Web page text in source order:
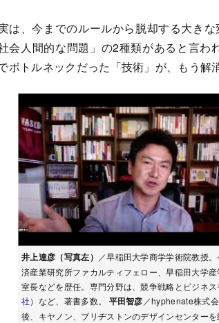
は、今までのルールから脱却する大きな
社会人間的な問題」の2種類があると言
ボトルネックだった「技術」が、もう解
井上達彦 （写真左） ／早稲田大学商学学術院教授
済産業研究所ファカルティフェロー、早稲田大学
室長などを歴任。専門分野は、競争戦略とビジネス
社） など、著書多数。 平田智彦 ／hyphenate株式
後、キヤノン、ブリヂストンのデザインセンター